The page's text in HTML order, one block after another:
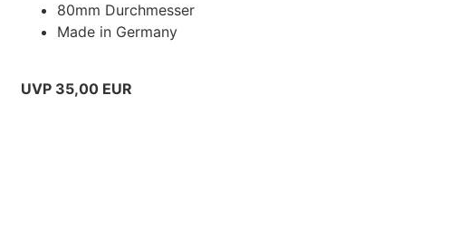
80mm Durchmesser
Made in Germany
UVP 35,00 EUR